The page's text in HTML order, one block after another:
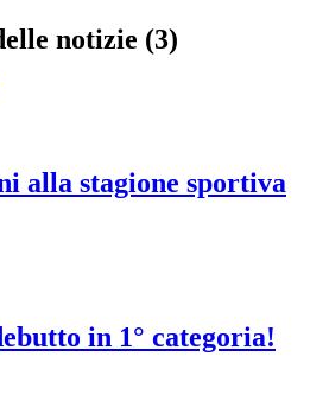
notizie (3)
alla stagione sportiva
in 1° categoria!